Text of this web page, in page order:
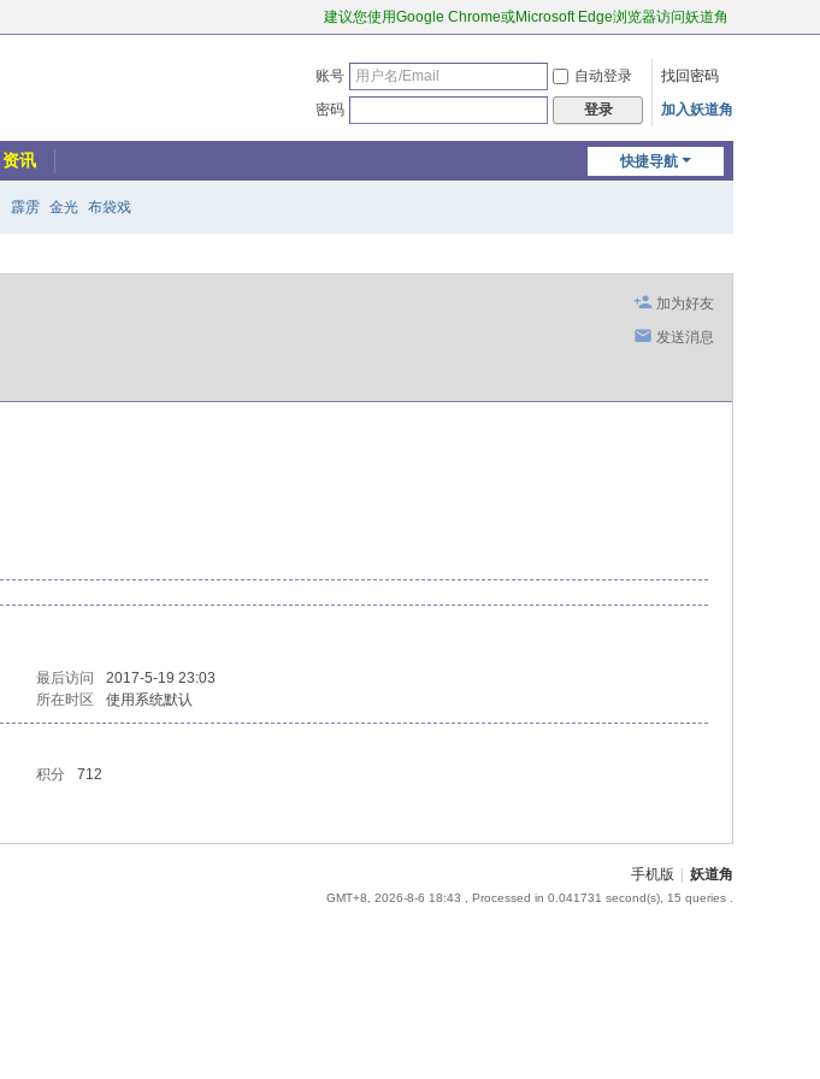
建议您使用Google Chrome或Microsoft Edge浏览器访问妖道角
账号 自动登录
找回密码
密码
登录 加入妖道角
快捷导航
资讯
霹雳 金光 布袋戏
加为好友
发送消息
最后访问
2017-5-19 23:03
所在时区 使用系统默认
积分
712
手机版 妖道角
GMT+8, 2026-8-6 18:43 , Processed in 0.041731 second(s), 15 queries .